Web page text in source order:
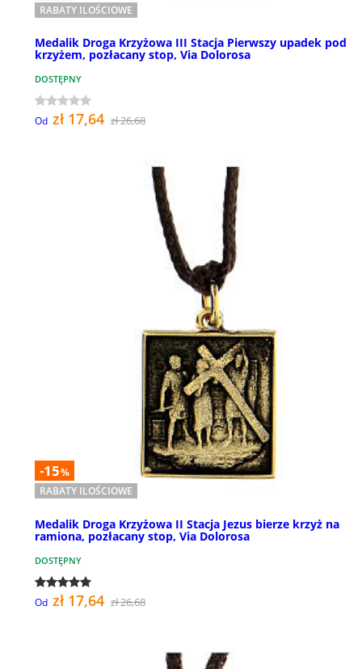
RABATY ILOŚCIOWE
Medalik Droga Krzyżowa III Stacja Pierwszy upadek pod
krzyżem, pozłacany stop, Via Dolorosa
DOSTĘPNY
Od zł 17,64 zł 26,68
-15%
RABATY ILOŚCIOWE
Medalik Droga Krzyżowa II Stacja Jezus bierze krzyż na
ramiona, pozłacany stop, Via Dolorosa
DOSTĘPNY
Od zł 17,64 zł 26,68